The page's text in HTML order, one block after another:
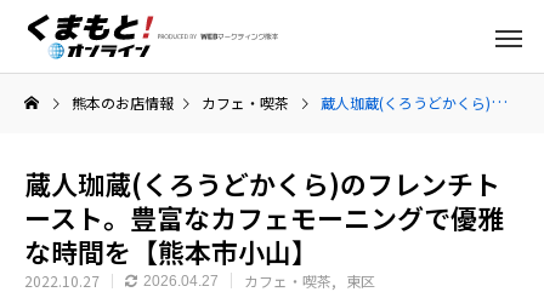
熊本のお店情報 カフェ・喫茶 蔵人珈蔵(くろうどかくら)のフレンチトースト。豊富なカフェモーニングで優雅な時間を【熊本市小山】
蔵人珈蔵(くろうどかくら)のフレンチト
ースト。豊富なカフェモーニングで優雅
な時間を【熊本市小山】
2022.10.27 2026.04.27 カフェ・喫茶 東区